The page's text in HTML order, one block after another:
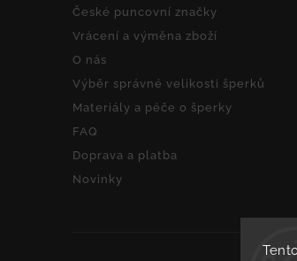
České puncovní značky
Vrácení a výměna zboží
O nás
Výběr správné velikosti šperků
Materiály a péče o šperky
FAQ
Doprava a platba
Novinky